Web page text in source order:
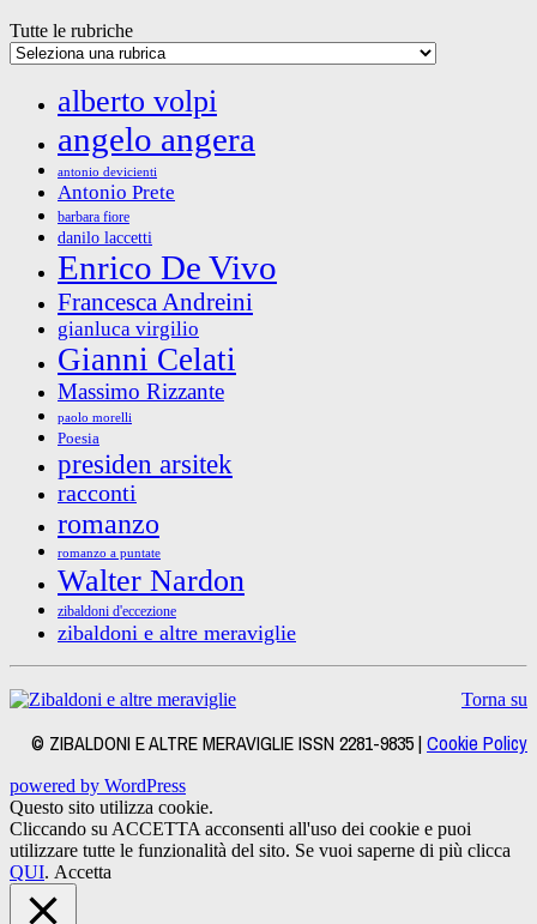
Tutte le rubriche
alberto volpi
angelo angera
antonio devicienti
Antonio Prete
barbara fiore
danilo laccetti
Enrico De Vivo
Francesca Andreini
gianluca virgilio
Gianni Celati
Massimo Rizzante
paolo morelli
Poesia
presiden arsitek
racconti
romanzo
romanzo a puntate
Walter Nardon
zibaldoni d'eccezione
zibaldoni e altre meraviglie
Torna su
© ZIBALDONI E ALTRE MERAVIGLIE ISSN 2281-9835 | Cookie Policy
powered by WordPress
Questo sito utilizza cookie.
Cliccando su ACCETTA acconsenti all'uso dei cookie e puoi
utilizzare tutte le funzionalità del sito. Se vuoi saperne di più clicca
QUI. Accetta